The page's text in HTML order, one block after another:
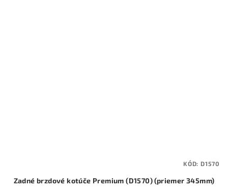
Zadné brzdové kotúče Premium (D1570) (priemer 345mm)
KÓD: D1570